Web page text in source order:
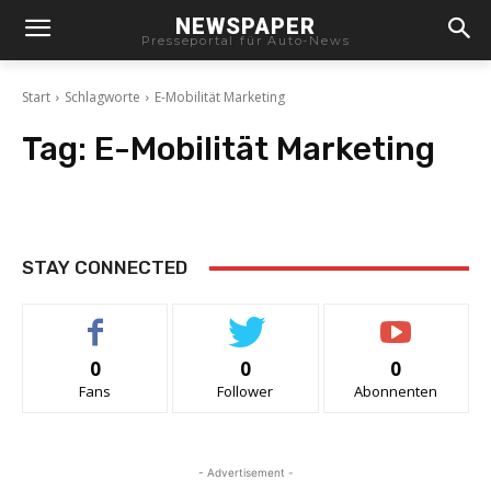
NEWSPAPER
Presseportal für Auto-News
Start Schlagworte E-Mobilität Marketing
Tag: E-Mobilität Marketing
STAY CONNECTED
0
Fans
0
Follower
0
Abonnenten
- Advertisement -